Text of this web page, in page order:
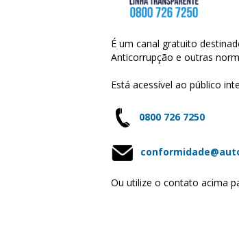
É um canal gratuito
Anticorrupção e outras
Está acessível ao público
0800 726 7250
Ou utilize o contato acima